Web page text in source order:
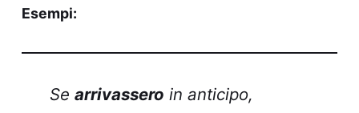
Esempi:
Searrivassero in anticipo,